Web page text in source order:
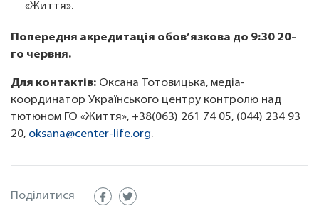
«Життя».
Попередня акредитація обов’язкова до 9:30 20-
го червня.
Для контактів: Оксана Тотовицька, медіа-
координатор Українського центру контролю над
тютюном ГО «Життя», +38(063) 261 74 05, (044) 234 93
20, oksana@center-life.org.
Поділитися